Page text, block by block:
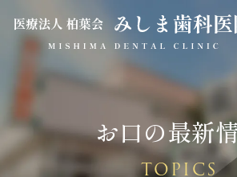
お口の最新
TOPICS